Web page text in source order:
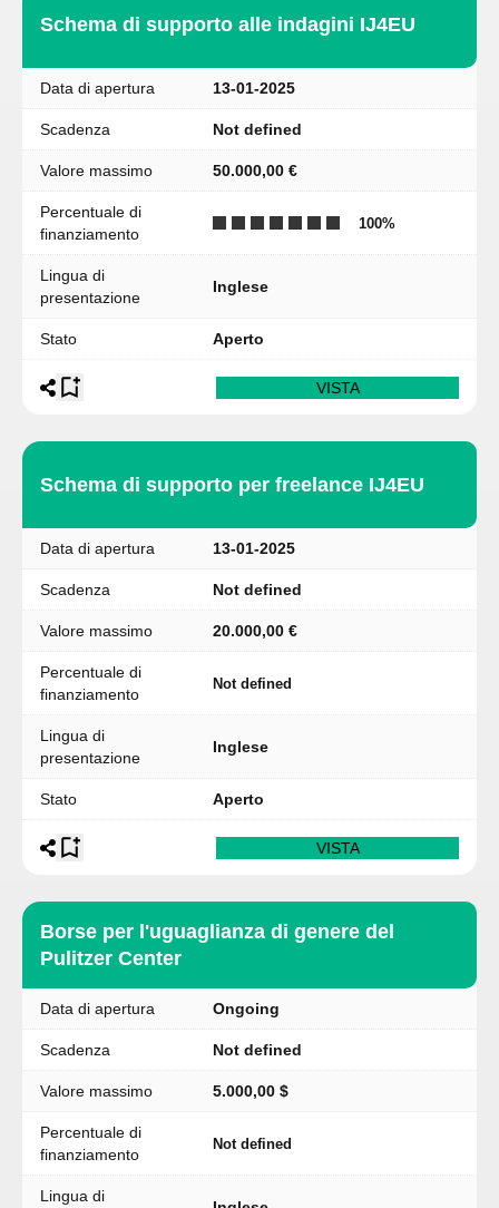
Schema di supporto alle indagini IJ4EU
Data di apertura 13-01-2025
Scadenza Not defined
Valore massimo 50.000,00 €
Percentuale di
finanziamento
100%
Lingua di
presentazione
Inglese
Stato Aperto
VISTA
Schema di supporto per freelance IJ4EU
Data di apertura 13-01-2025
Scadenza Not defined
Valore massimo 20.000,00 €
Percentuale di
finanziamento
Not defined
Lingua di
presentazione
Inglese
Stato Aperto
VISTA
Borse per l'uguaglianza di genere del
Pulitzer Center
Data di apertura Ongoing
Scadenza Not defined
Valore massimo 5.000,00 $
Percentuale di
finanziamento
Not defined
Lingua di